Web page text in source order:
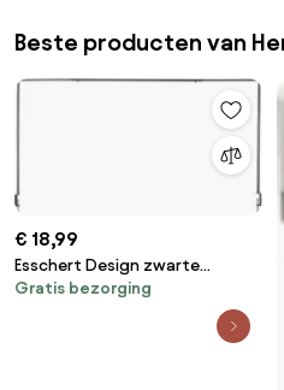
Beste producten van
€ 18,99
Esschert Design zwarte
tafelklem
Gratis bezorging